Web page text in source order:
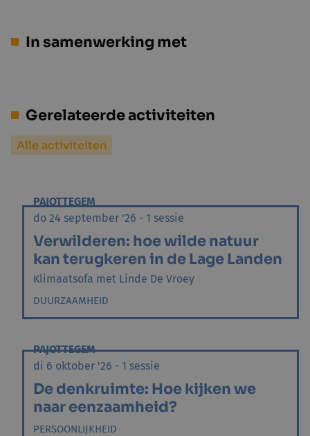
In samenwerking met
Gerelateerde activiteiten
Alle activiteiten
PAJOTTEGEM
do 24 september '26 - 1 sessie
Verwilderen: hoe wilde natuur
kan terugkeren in de Lage Landen
Klimaatsofa met Linde De Vroey
DUURZAAMHEID
PAJOTTEGEM
di 6 oktober '26 - 1 sessie
De denkruimte: Hoe kijken we
naar eenzaamheid?
PERSOONLIJKHEID